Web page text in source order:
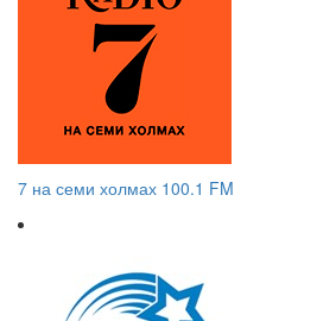
7 на семи холмах 100.1 FM